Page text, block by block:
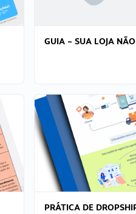
GUIA – SUA LOJA
PRÁTICA DE